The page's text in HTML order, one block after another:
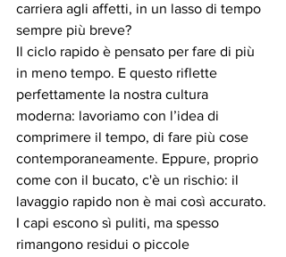
carriera agli affetti, in un lasso di tempo
sempre più breve?
Il ciclo rapido è pensato per fare di più
in meno tempo. E questo riflette
perfettamente la nostra cultura
moderna: lavoriamo con l’idea di
comprimere il tempo, di fare più cose
contemporaneamente. Eppure, proprio
come con il bucato, c'è un rischio: il
lavaggio rapido non è mai così accurato.
I capi escono sì puliti, ma spesso
rimangono residui o piccole